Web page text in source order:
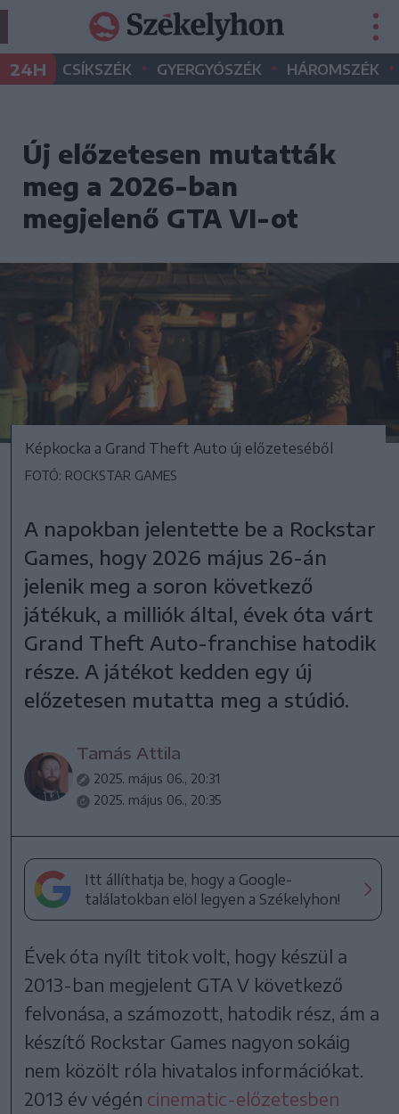
24H CSÍKSZÉK • GYERGYÓSZÉK • HÁROMSZÉK •
Új előzetesen mutatták
meg a 2026-ban
megjelenő GTA VI-ot
Képkocka a Grand Theft Auto új előzeteséből
FOTÓ: ROCKSTAR GAMES
A napokban jelentette be a Rockstar
Games, hogy 2026 május 26-án
jelenik meg a soron következő
játékuk, a milliók által, évek óta várt
Grand Theft Auto-franchise hatodik
része. A játékot kedden egy új
előzetesen mutatta meg a stúdió.
Tamás Attila
2025. május 06., 20:31
2025. május 06., 20:35
Itt állíthatja be, hogy a Google-
találatokban elöl legyen a Székelyhon!
Évek óta nyílt titok volt, hogy készül a
2013-ban megjelent GTA V következő
felvonása, a számozott, hatodik rész, ám a
készítő Rockstar Games nagyon sokáig
nem közölt róla hivatalos információkat.
2013 év végén cinematic-előzetesben